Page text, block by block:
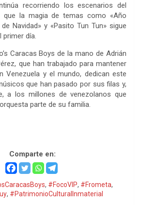
recorriendo los escenarios del
que la magia de temas como «Año
Navidad» y «Pasito Tun Tun» sigue
primer día.
Caracas Boys de la mano de Adrián
que han trabajado para mantener
Venezuela y el mundo, dedican este
que han pasado por sus filas y,
a los millones de venezolanos que
parte de su familia.
Comparte en:
, #FocoVIP, #Frometa,
, #PatrimonioCulturalInmaterial